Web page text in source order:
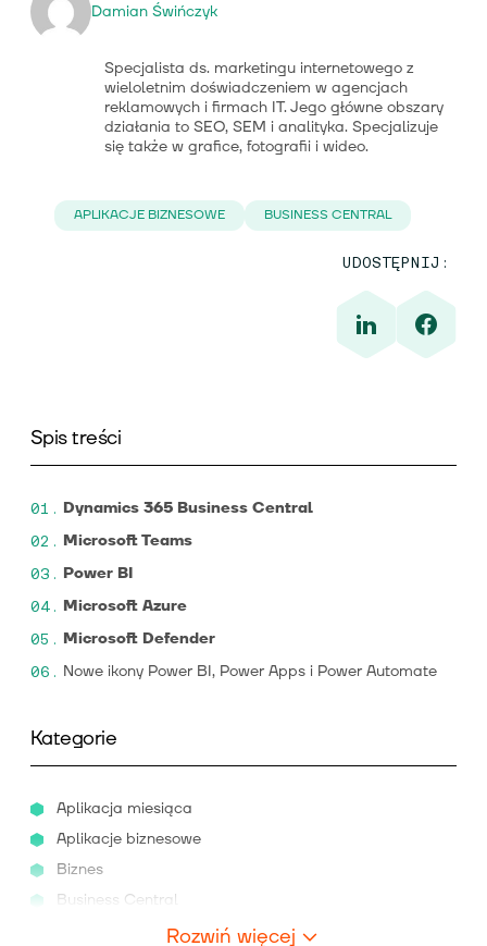
Damian Świńczyk
Specjalista ds. marketingu internetowego z
wieloletnim doświadczeniem w agencjach
reklamowych i firmach IT. Jego główne obszary
działania to SEO, SEM i analityka. Specjalizuje
się także w grafice, fotografii i wideo.
APLIKACJE BIZNESOWE BUSINESS CENTRAL
UDOSTĘPNIJ:
Spis treści
Dynamics 365 Business Central
Microsoft Teams
Power BI
Microsoft Azure
Microsoft Defender
Nowe ikony Power BI, Power Apps i Power Automate
Kategorie
Aplikacja miesiąca
Aplikacje biznesowe
Biznes
Business Central
Rozwiń więcej